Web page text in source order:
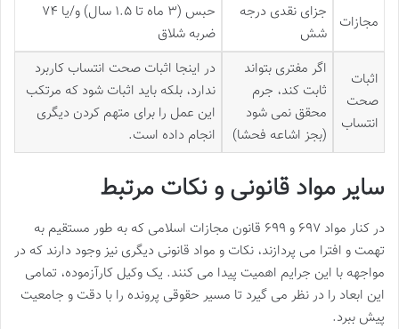
مجازات
جزای نقدی درجه
شش
حبس (۳ ماه تا ۱.۵ سال) و/یا ۷۴
ضربه شلاق
اثبات
صحت
انتساب
اگر مفتری بتواند
ثابت کند، جرم
محقق نمی شود
(بجز اشاعه فحشا)
در اینجا اثبات صحت انتساب کاربرد
ندارد، بلکه باید اثبات شود که مرتکب
این عمل را برای متهم کردن دیگری
انجام داده است.
سایر مواد قانونی و نکات مرتبط
در کنار مواد ۶۹۷ و ۶۹۹ قانون مجازات اسلامی که به طور مستقیم به
تهمت و افترا می پردازند، نکات و مواد قانونی دیگری نیز وجود دارند که در
مواجهه با این جرایم اهمیت پیدا می کنند. یک وکیل کارآزموده، تمامی
این ابعاد را در نظر می گیرد تا مسیر حقوقی پرونده را با دقت و جامعیت
پیش ببرد.